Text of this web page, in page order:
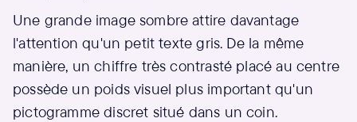
Une grande image sombre attire davantage
l'attention qu'un petit texte gris. De la même
manière, un chiffre très contrasté placé au centre
possède un poids visuel plus important qu'un
pictogramme discret situé dans un coin.